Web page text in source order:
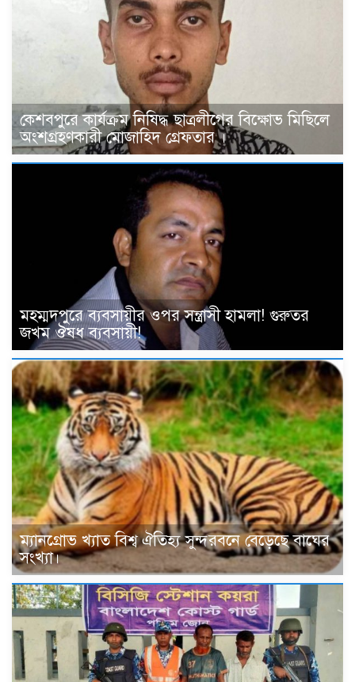
কেশবপুরে কার্যক্রম নিষিদ্ধ ছাত্রলীগের বিক্ষোভ মিছিলে
অংশগ্রহণকারী মোজাহিদ গ্রেফতার ।
মহম্মদপুরে ব্যবসায়ীর ওপর সন্ত্রাসী হামলা! গুরুতর
জখম ঔষধ ব্যবসায়ী!
ম্যানগ্রোভ খ্যাত বিশ্ব ঐতিহ্য সুন্দরবনে বেড়েছে বাঘের
সংখ্যা।